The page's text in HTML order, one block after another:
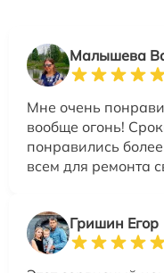
Малышева
Мне очень
вообще огонь!
понравились
всем для ремонта
Гришин Егор